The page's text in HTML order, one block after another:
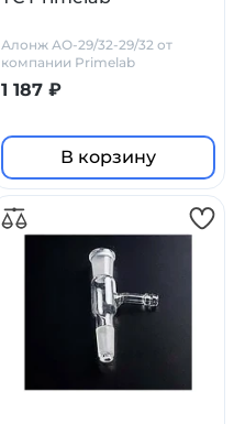
Алонж АО-29/32-29/32 от
компании Primelab
1 187 ₽
В корзину